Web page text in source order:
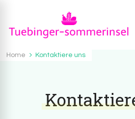
Tuebinger-
Home Kontaktiere uns